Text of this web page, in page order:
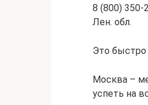
8 (800)
Лен. обл.
Это быстро
Москва –
успеть на